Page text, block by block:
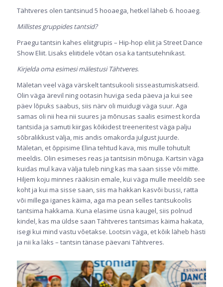
Tähtveres olen tantsinud 5 hooaega, hetkel läheb 6. hooaeg.
Millistes gruppides tantsid?
Praegu tantsin kahes eliitgrupis – Hip-hop eliit ja Street Dance
Show Eliit. Lisaks eliitidele võtan osa ka tantsutehnikast.
Kirjelda oma esimesi mälestusi Tähtveres.
Mäletan veel väga värskelt tantsukooli sisseastumiskatseid.
Olin väga ärevil ning ootasin huviga seda päeva ja kui see
päev lõpuks saabus, siis närv oli muidugi väga suur. Aga
samas oli nii hea nii suures ja mõnusas saalis esimest korda
tantsida ja samuti kiirgas kõikidest treeneritest väga palju
sõbralikkust välja, mis andis omakorda julgust juurde.
Mäletan, et õppisime Elina tehtud kava, mis mulle tohutult
meeldis. Olin esimeses reas ja tantsisin mõnuga. Kartsin väga
kuidas mul kava välja tuleb ning kas ma saan sisse või mitte.
Hiljem koju minnes rääkisin emale, kui väga mulle meeldib see
koht ja kui ma sisse saan, siis ma hakkan kasvõi bussi, ratta
või millega iganes käima, aga ma pean selles tantsukoolis
tantsima hakkama. Kuna elasime üsna kaugel, siis polnud
kindel, kas ma üldse saan Tähtveres tantsimas käima hakata,
isegi kui mind vastu võetakse. Lootsin väga, et kõik läheb hästi
ja nii ka läks – tantsin tänase päevani Tähtveres.